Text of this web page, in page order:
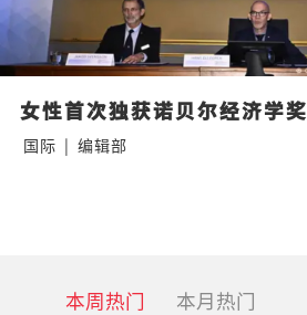
女性首次独获诺贝尔经济学奖
国际 | 编辑部
本周热门 本月热门